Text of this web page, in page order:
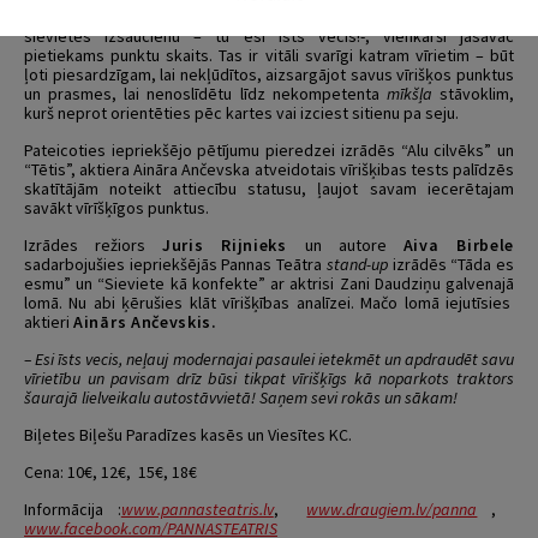
sievietes izsaucienu – tu esi īsts vecis!-, vienkārši jāsavāc
pietiekams punktu skaits. Tas ir vitāli svarīgi katram vīrietim – būt
ļoti piesardzīgam, lai nekļūdītos, aizsargājot savus vīrišķos punktus
un prasmes, lai nenoslīdētu līdz nekompetenta mīkšļa stāvoklim,
kurš neprot orientēties pēc kartes vai izciest sitienu pa seju.
Pateicoties iepriekšējo pētījumu pieredzei izrādēs “Alu cilvēks” un
“Tētis”, aktiera Aināra Ančevska atveidotais vīrišķibas tests palīdzēs
skatītājām noteikt attiecību statusu, ļaujot savam iecerētajam
savākt vīrīšķīgos punktus.
Izrādes režiorsJuris Rijnieks un autore Aiva Birbele
sadarbojušies iepriekšējās Pannas Teātra stand-upizrādēs “Tāda es
esmu” un “Sieviete kā konfekte” ar aktrisi Zani Daudziņu galvenajā
lomā. Nu abi ķērušies klāt vīrišķības analīzei. Mačo lomā iejutīsies
aktieri Ainārs Ančevskis.
– Esi īsts vecis, neļauj modernajai pasaulei ietekmēt un apdraudēt savu
vīrietību un pavisam drīz būsi tikpat vīrišķīgs kā noparkots traktors
šaurajā lielveikalu autostāvvietā! Saņem sevi rokās un sākam!
Biļetes Biļešu Paradīzes kasēs un Viesītes KC.
Cena: 10€, 12€, 15€, 18€
Informācija :www.pannasteatris.lv, www.draugiem.lv/panna ,
www.facebook.com/PANNASTEATRIS